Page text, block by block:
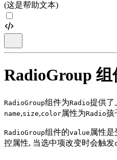
(这是帮助文本)
RadioGroup 组
RadioGroup组件为Radio提供了
name,size,color属性为Radio孩
RadioGroup组件的value 属性是
控属性, 当选中项改变时会触发